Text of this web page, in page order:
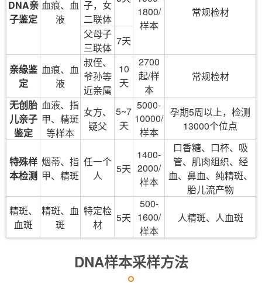
DNA亲
子鉴定
血痕、血
液
子，女
二联体
1800/
样本
常规检材
父母子
三联体
7天
亲缘鉴
定
血痕、血
液
叔侄、
爷孙等
近亲属
10
天
2700
起/样
本
常规检材
无创胎
儿亲子
鉴定
血液、指
甲、精斑
等样本
女方、
疑父
5~7
天
5000-
10000/
样本
孕期5周以上，检测
13000个位点
特殊样
本检测
烟蒂、指
甲、精斑
任一个
人
5天
1400-
2000/
样本
口香糖、口杯、吸
管、肌肉组织、经
血、鼻血、纯精斑、
胎儿流产物
精斑、
血斑
精斑、血
斑
特定检
材
5天
500-
1600/
样本
人精斑、人血斑
DNA样本采样方法